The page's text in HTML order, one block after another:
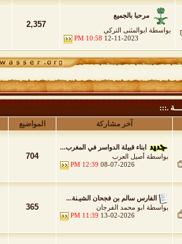
مرحبا بالجميع
بواسطة ابوالمثنى التركي
12-11-2023
10:58 PM
2,357
.:::
آخر مشاركة المواضيع
ابناء قبيلة الدواسر في المغرب...
بواسطة أصيل العرب
08-07-2026
12:39 PM
704
الفارس سالم بن فجحان الشيـنة...
بواسطة ابو محمد الفرجان
13-02-2026
11:39 PM
365